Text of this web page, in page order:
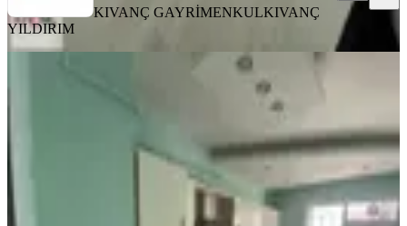
KIVANÇ GAYRİMENKULKIVANÇ
YILDIRIM
Özhan'dan Yakınca'da 3+1 Ultra Lüx
Yeşilyurt, Yakınca Mahallesi
160 m² · 6. Kat·03.08.2026